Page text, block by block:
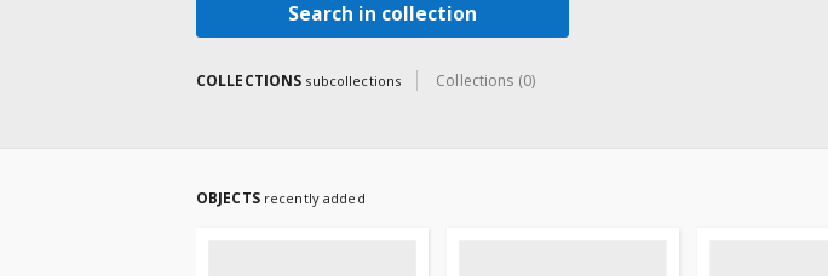
Search in collection
COLLECTIONS subcollections Collections (0)
OBJECTS recently added